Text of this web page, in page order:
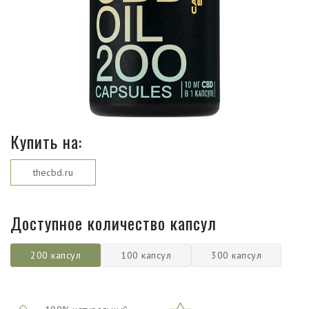
Функциональные продукты с
Красота и гигиена
CBD для животных
Магазины
Купить на:
thecbd.ru
Доступное количество капсул
200 капсул 100 капсул 300 капсул